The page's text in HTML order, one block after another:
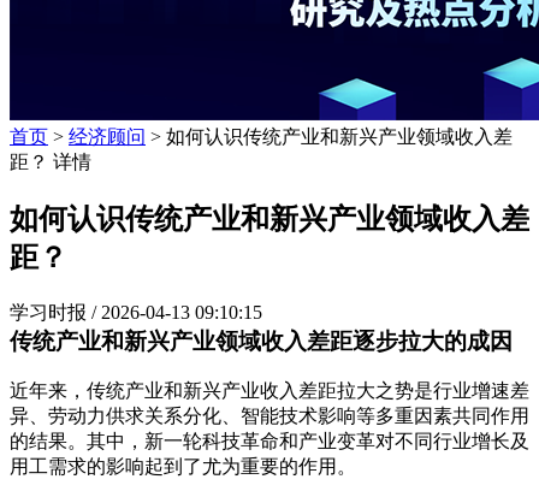
首页 > 经济顾问 > 如何认识传统产业和新兴产业领域收入差
距？ 详情
如何认识传统产业和新兴产业领域收入差
距？
学习时报 / 2026-04-13 09:10:15
传统产业和新兴产业领域收入差距逐步拉大的成因
近年来，传统产业和新兴产业收入差距拉大之势是行业增速差
异、劳动力供求关系分化、智能技术影响等多重因素共同作用
的结果。其中，新一轮科技革命和产业变革对不同行业增长及
用工需求的影响起到了尤为重要的作用。